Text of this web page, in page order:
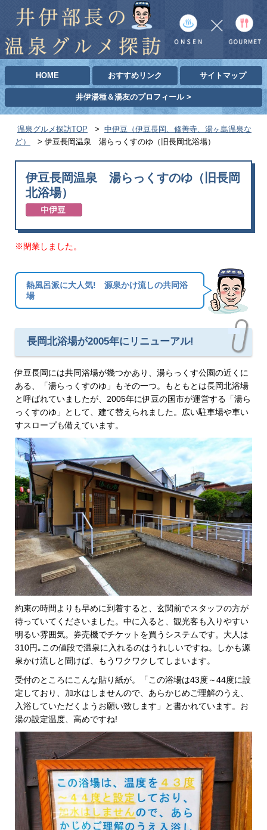
HOME おすすめリンク サイトマップ
井伊湯種＆湯友のプロフィール >
温泉グルメ探訪TOP >
中伊豆（伊豆長岡、修善寺、湯ヶ島温泉な
ど）
> 伊豆長岡温泉 湯らっくすのゆ（旧長岡北浴場）
伊豆長岡温泉 湯らっくすのゆ（旧長岡
北浴場）
※閉業しました。
熱風呂派に大人気! 源泉かけ流しの共同浴
場
長岡北浴場が2005年にリニューアル!
伊豆長岡には共同浴場が幾つかあり、湯らっくす公園の近くに
ある、「湯らっくすのゆ」もその一つ。もともとは長岡北浴場
と呼ばれていましたが、2005年に伊豆の国市が運営する「湯ら
っくすのゆ」として、建て替えられました。広い駐車場や車い
すスロープも備えています。
約束の時間よりも早めに到着すると、玄関前でスタッフの方が
待っていてくださいました。中に入ると、観光客も入りやすい
明るい雰囲気。券売機でチケットを買うシステムです。大人は
310円｡この値段で温泉に入れるのはうれしいですね。しかも源
泉かけ流しと聞けば、もうワクワクしてしまいます。
受付のところにこんな貼り紙が。「この浴場は43度～44度に設
定しており、加水はしませんので、あらかじめご理解のうえ、
入浴していただくようお願い致します」と書かれています。お
湯の設定温度、高めですね!